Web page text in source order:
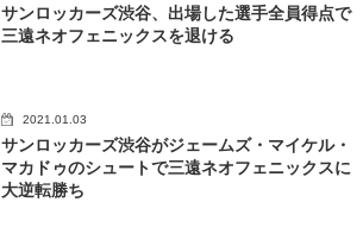
サンロッカーズ渋谷、出場した選手全員得点で
三遠ネオフェニックスを退ける
2021.01.03
サンロッカーズ渋谷がジェームズ・マイケル・
マカドゥのシュートで三遠ネオフェニックスに
大逆転勝ち